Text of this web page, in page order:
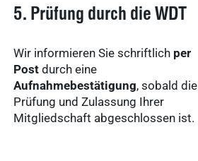
5. Prüfung durch die WDT
Wir informieren Sie schriftlich per
Post durch eine
Aufnahmebestätigung, sobald die
Prüfung und Zulassung Ihrer
Mitgliedschaft abgeschlossen ist.